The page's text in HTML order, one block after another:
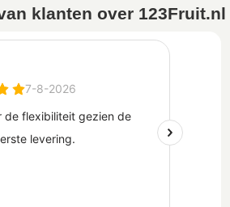
klanten over 123Fruit.nl